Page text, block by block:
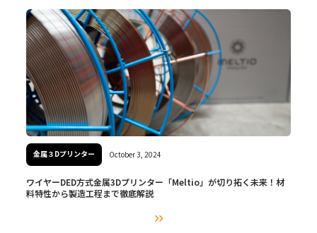
金属３Dプリンター October 3, 2024
ワイヤーDED方式金属3Dプリンター「Meltio」が切り拓く未来！材
料特性から製造工程まで徹底解説
